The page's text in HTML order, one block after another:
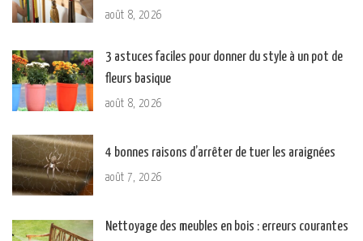
août 8, 2026
3 astuces faciles pour donner du style à un pot de
fleurs basique
août 8, 2026
4 bonnes raisons d’arrêter de tuer les araignées
août 7, 2026
Nettoyage des meubles en bois : erreurs courantes